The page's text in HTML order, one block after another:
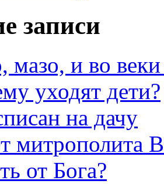
записи
мазо, и во веки
уходят дети?
на дачу
митрополита
от Бога?